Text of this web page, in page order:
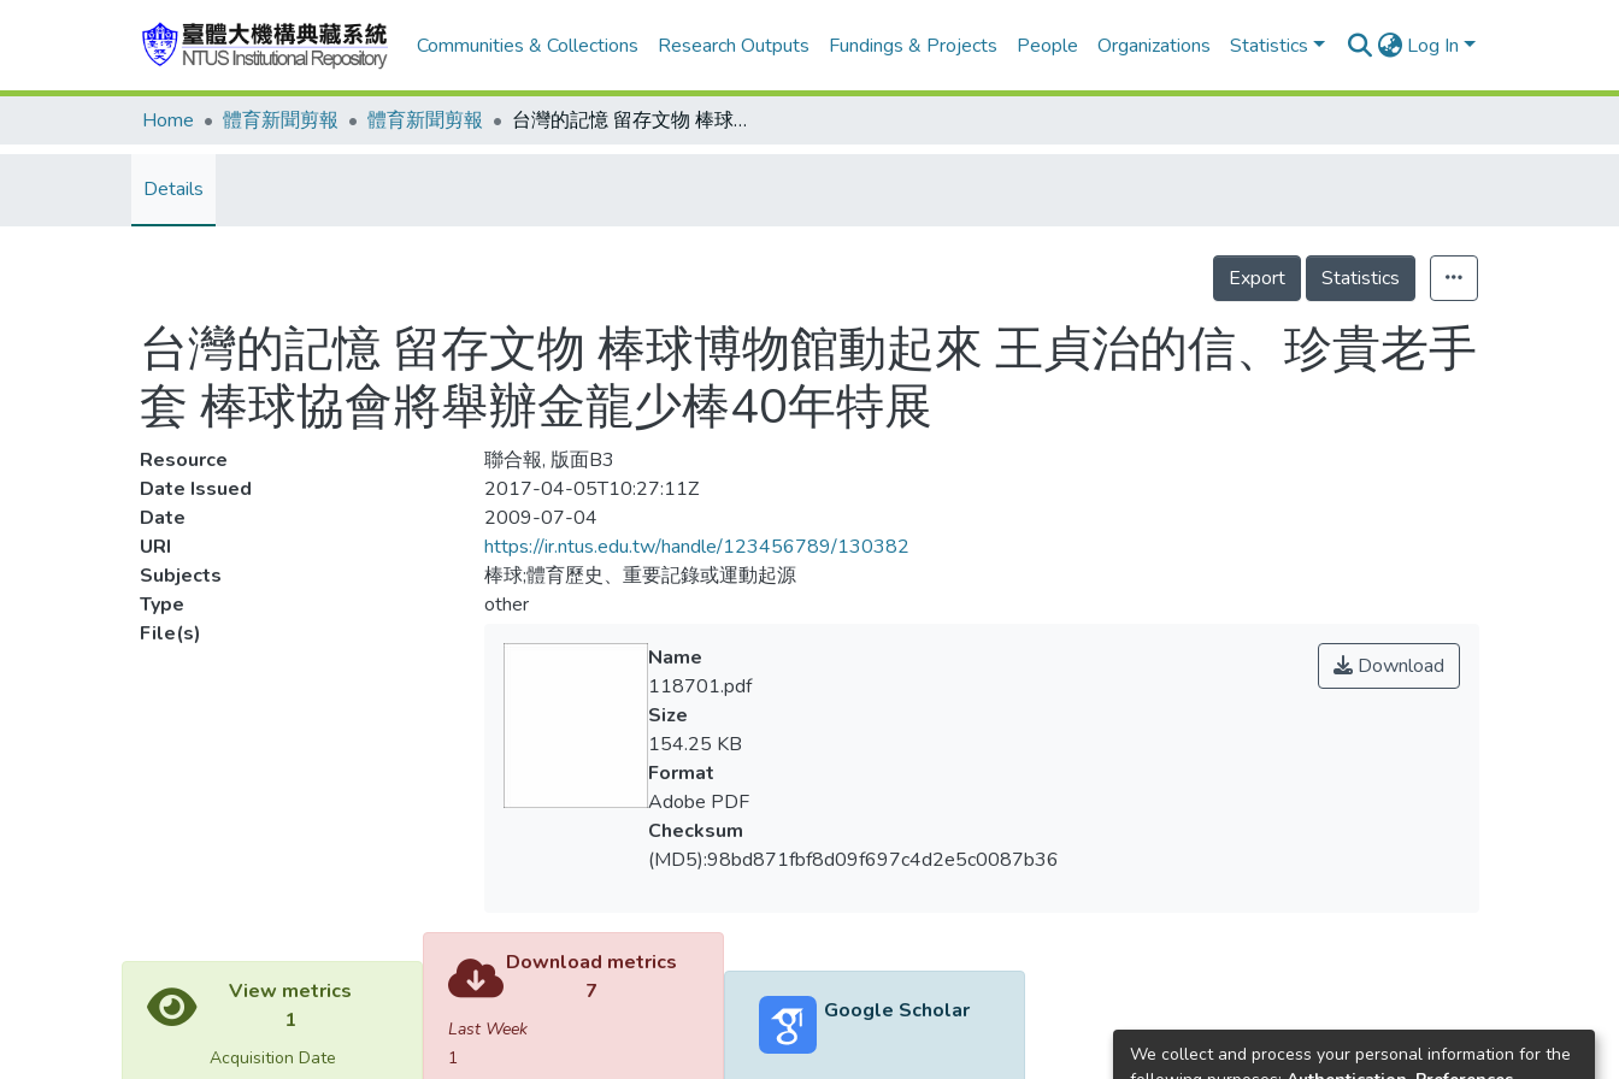
Communities & Collections Research Outputs Fundings & Projects People Organizations Statistics Log In
Home 體育新聞剪報 體育新聞剪報 台灣的記憶 留存文物 棒球博物館動起來 王貞治的信、珍貴老手套 棒球協會將舉辦金龍少棒40年特展
Details
Export Statistics
台灣的記憶 留存文物 棒球博物館動起來 王貞治的信、珍貴老手
套 棒球協會將舉辦金龍少棒40年特展
Resource
聯合報, 版面B3
Date Issued
2017-04-05T10:27:11Z
Date
2009-07-04
URI
https://ir.ntus.edu.tw/handle/123456789/130382
Subjects
棒球;體育歷史、重要記錄或運動起源
Type
other
File(s)
Download
Name
118701.pdf
Size
154.25 KB
Format
Adobe PDF
Checksum
(MD5):98bd871fbf8d09f697c4d2e5c0087b36
View metrics
1
Acquisition Date
Download metrics
7
Last Week
1
Google Scholar
We collect and process your personal information for the